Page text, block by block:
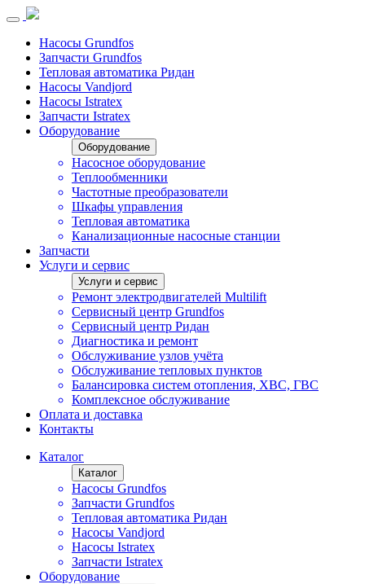
Насосы Grundfos
Запчасти Grundfos
Тепловая автоматика Ридан
Насосы Vandjord
Насосы Istratex
Запчасти Istratex
Оборудование
Оборудование
Насосное оборудование
Теплообменники
Частотные преобразователи
Шкафы управления
Тепловая автоматика
Канализационные насосные станции
Запчасти
Услуги и сервис
Услуги и сервис
Ремонт электродвигателей Multilift
Сервисный центр Grundfos
Сервисный центр Ридан
Диагностика и ремонт
Обслуживание узлов учёта
Обслуживание тепловых пунктов
Балансировка систем отопления, ХВС, ГВС
Комплексное обслуживание
Оплата и доставка
Контакты
Каталог
Каталог
Насосы Grundfos
Запчасти Grundfos
Тепловая автоматика Ридан
Насосы Vandjord
Насосы Istratex
Запчасти Istratex
Оборудование